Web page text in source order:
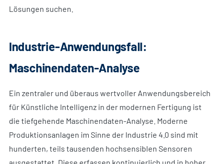
Lösungen suchen.
Industrie-Anwendungsfall:
Maschinendaten-Analyse
Ein zentraler und überaus wertvoller Anwendungsbereich
für Künstliche Intelligenz in der modernen Fertigung ist
die tiefgehende Maschinendaten-Analyse. Moderne
Produktionsanlagen im Sinne der Industrie 4.0 sind mit
hunderten, teils tausenden hochsensiblen Sensoren